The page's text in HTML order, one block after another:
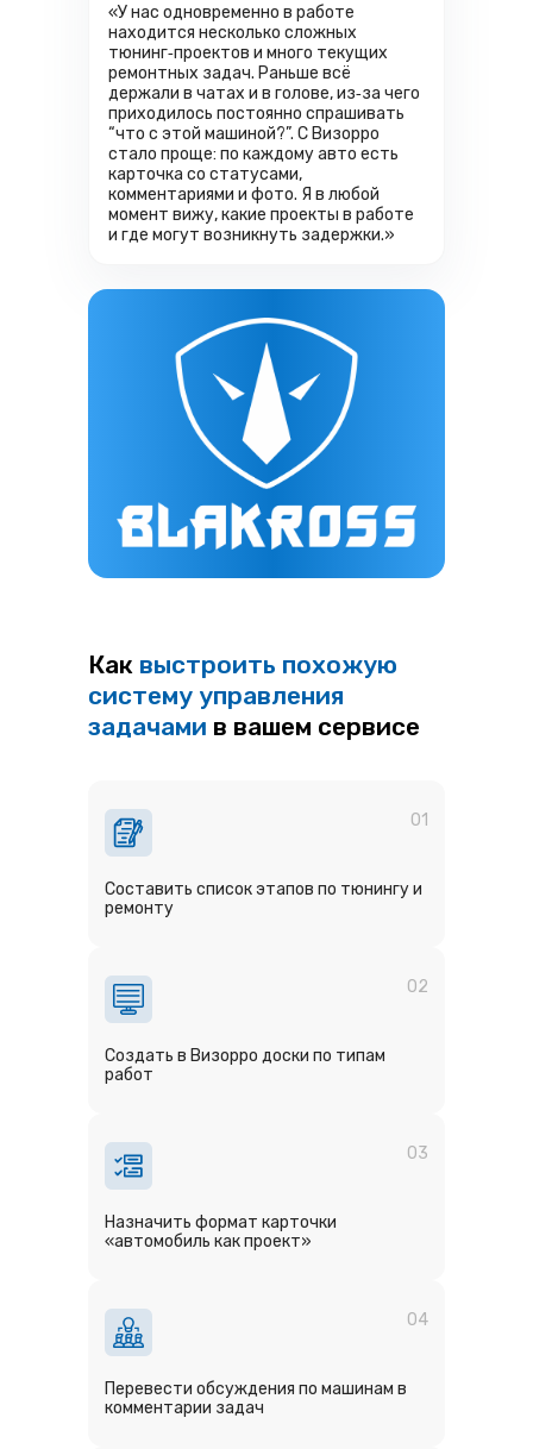
«У нас одновременно в работе
находится несколько сложных
тюнинг‑проектов и много текущих
ремонтных задач. Раньше всё
держали в чатах и в голове, из‑за чего
приходилось постоянно спрашивать
“что с этой машиной?”. С Визорро
стало проще: по каждому авто есть
карточка со статусами,
комментариями и фото. Я в любой
момент вижу, какие проекты в работе
и где могут возникнуть задержки.»
Как выстроить похожую
систему управления
задачами в вашем сервисе
01
Составить список этапов по тюнингу и
ремонту
02
Создать в Визорро доски по типам
работ
03
Назначить формат карточки
«автомобиль как проект»
04
Перевести обсуждения по машинам в
комментарии задач